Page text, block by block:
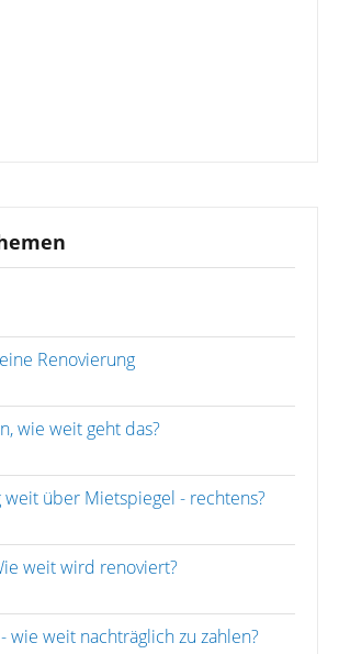
Renovierung
wie weit geht das?
über Mietspiegel - rechtens?
weit wird renoviert?
wie weit nachträglich zu zahlen?